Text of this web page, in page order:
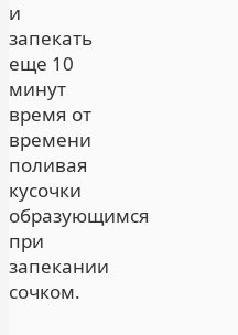
и
запекать
еще 10
минут
время от
времени
поливая
кусочки
образующимся
при
запекании
сочком.